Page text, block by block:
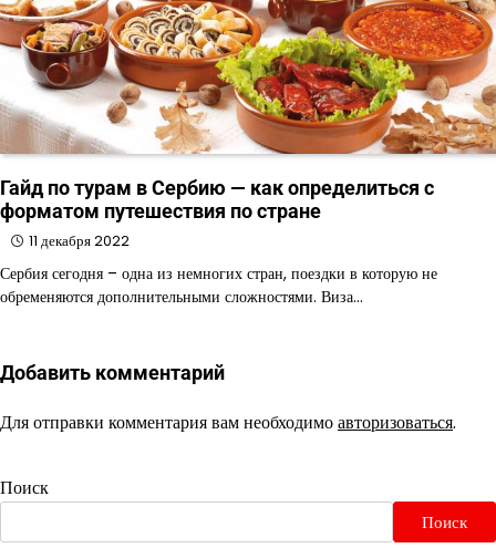
Гайд по турам в Сербию — как определиться с
форматом путешествия по стране
11 декабря 2022
Сербия сегодня – одна из немногих стран, поездки в которую не
обременяются дополнительными сложностями. Виза…
Добавить комментарий
Для отправки комментария вам необходимоавторизоваться.
Поиск
Поиск